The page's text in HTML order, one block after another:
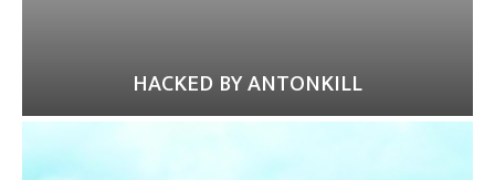
HACKED BY ANTONKILL